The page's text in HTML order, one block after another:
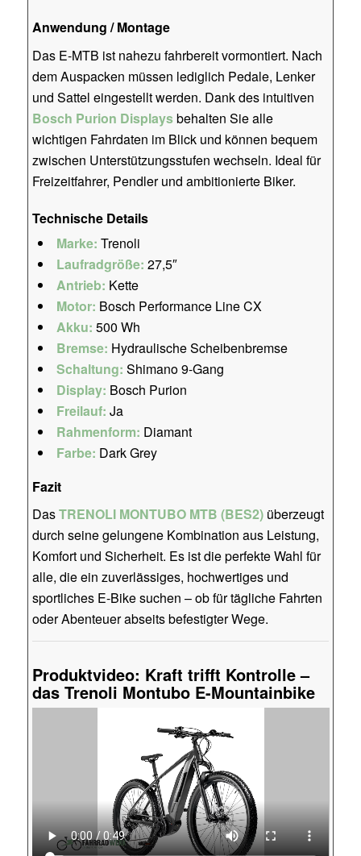
Anwendung / Montage
Das E-MTB ist nahezu fahrbereit vormontiert. Nach
dem Auspacken müssen lediglich Pedale, Lenker
und Sattel eingestellt werden. Dank des intuitiven
Bosch Purion Displaysbehalten Sie alle
wichtigen Fahrdaten im Blick und können bequem
zwischen Unterstützungsstufen wechseln. Ideal für
Freizeitfahrer, Pendler und ambitionierte Biker.
Technische Details
Marke: Trenoli
Laufradgröße: 27,5″
Antrieb: Kette
Motor: Bosch Performance Line CX
Akku: 500 Wh
Bremse: Hydraulische Scheibenbremse
Schaltung: Shimano 9-Gang
Display: Bosch Purion
Freilauf: Ja
Rahmenform: Diamant
Farbe: Dark Grey
Fazit
DasTRENOLI MONTUBO MTB (BES2)überzeugt
durch seine gelungene Kombination aus Leistung,
Komfort und Sicherheit. Es ist die perfekte Wahl für
alle, die ein zuverlässiges, hochwertiges und
sportliches E-Bike suchen – ob für tägliche Fahrten
oder Abenteuer abseits befestigter Wege.
Produktvideo: Kraft trifft Kontrolle –
das Trenoli Montubo E-Mountainbike